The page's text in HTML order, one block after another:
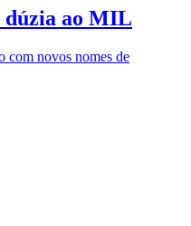
dúzia ao MIL
com novos nomes de